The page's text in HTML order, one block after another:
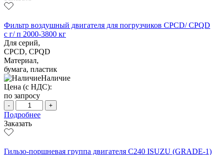
Фильтр воздушный двигателя для погрузчиков CPCD/ CPQD
с г/ п 2000-3800 кг
Для серий,
CPCD, CPQD
Материал,
бумага, пластик
Наличие
Цена (с НДС):
по запросу
- +
Подробнее
Заказать
Гильзо-поршневая группа двигателя C240 ISUZU (GRADE-1)